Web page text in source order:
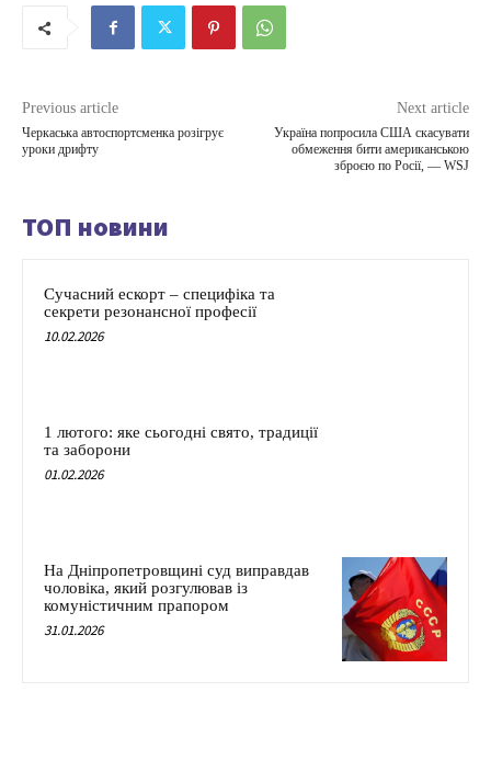
Previous article
Черкаська автоспортсменка розігрує
уроки дрифту
Next article
Україна попросила США скасувати
обмеження бити американською
зброєю по Росії, — WSJ
ТОП новини
Сучасний ескорт – специфіка та
секрети резонансної професії
10.02.2026
1 лютого: яке сьогодні свято, традиції
та заборони
01.02.2026
На Дніпропетровщині суд виправдав
чоловіка, який розгулював із
комуністичним прапором
31.01.2026